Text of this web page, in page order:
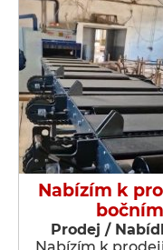
Nabízím k
Prodej /